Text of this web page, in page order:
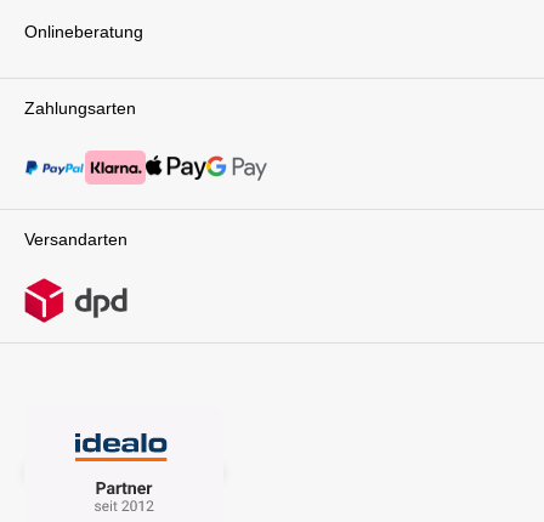
Zahlungsarten
Versandarten
Onlineberatung